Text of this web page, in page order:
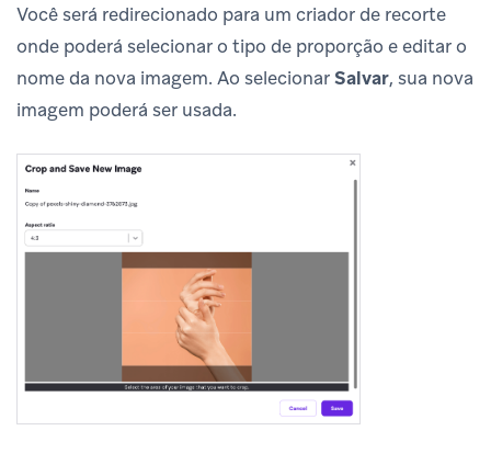
Você será redirecionado para um criador de recorte
onde poderá selecionar o tipo de proporção e editar o
nome da nova imagem. Ao selecionarSalvar, sua nova
imagem poderá ser usada.